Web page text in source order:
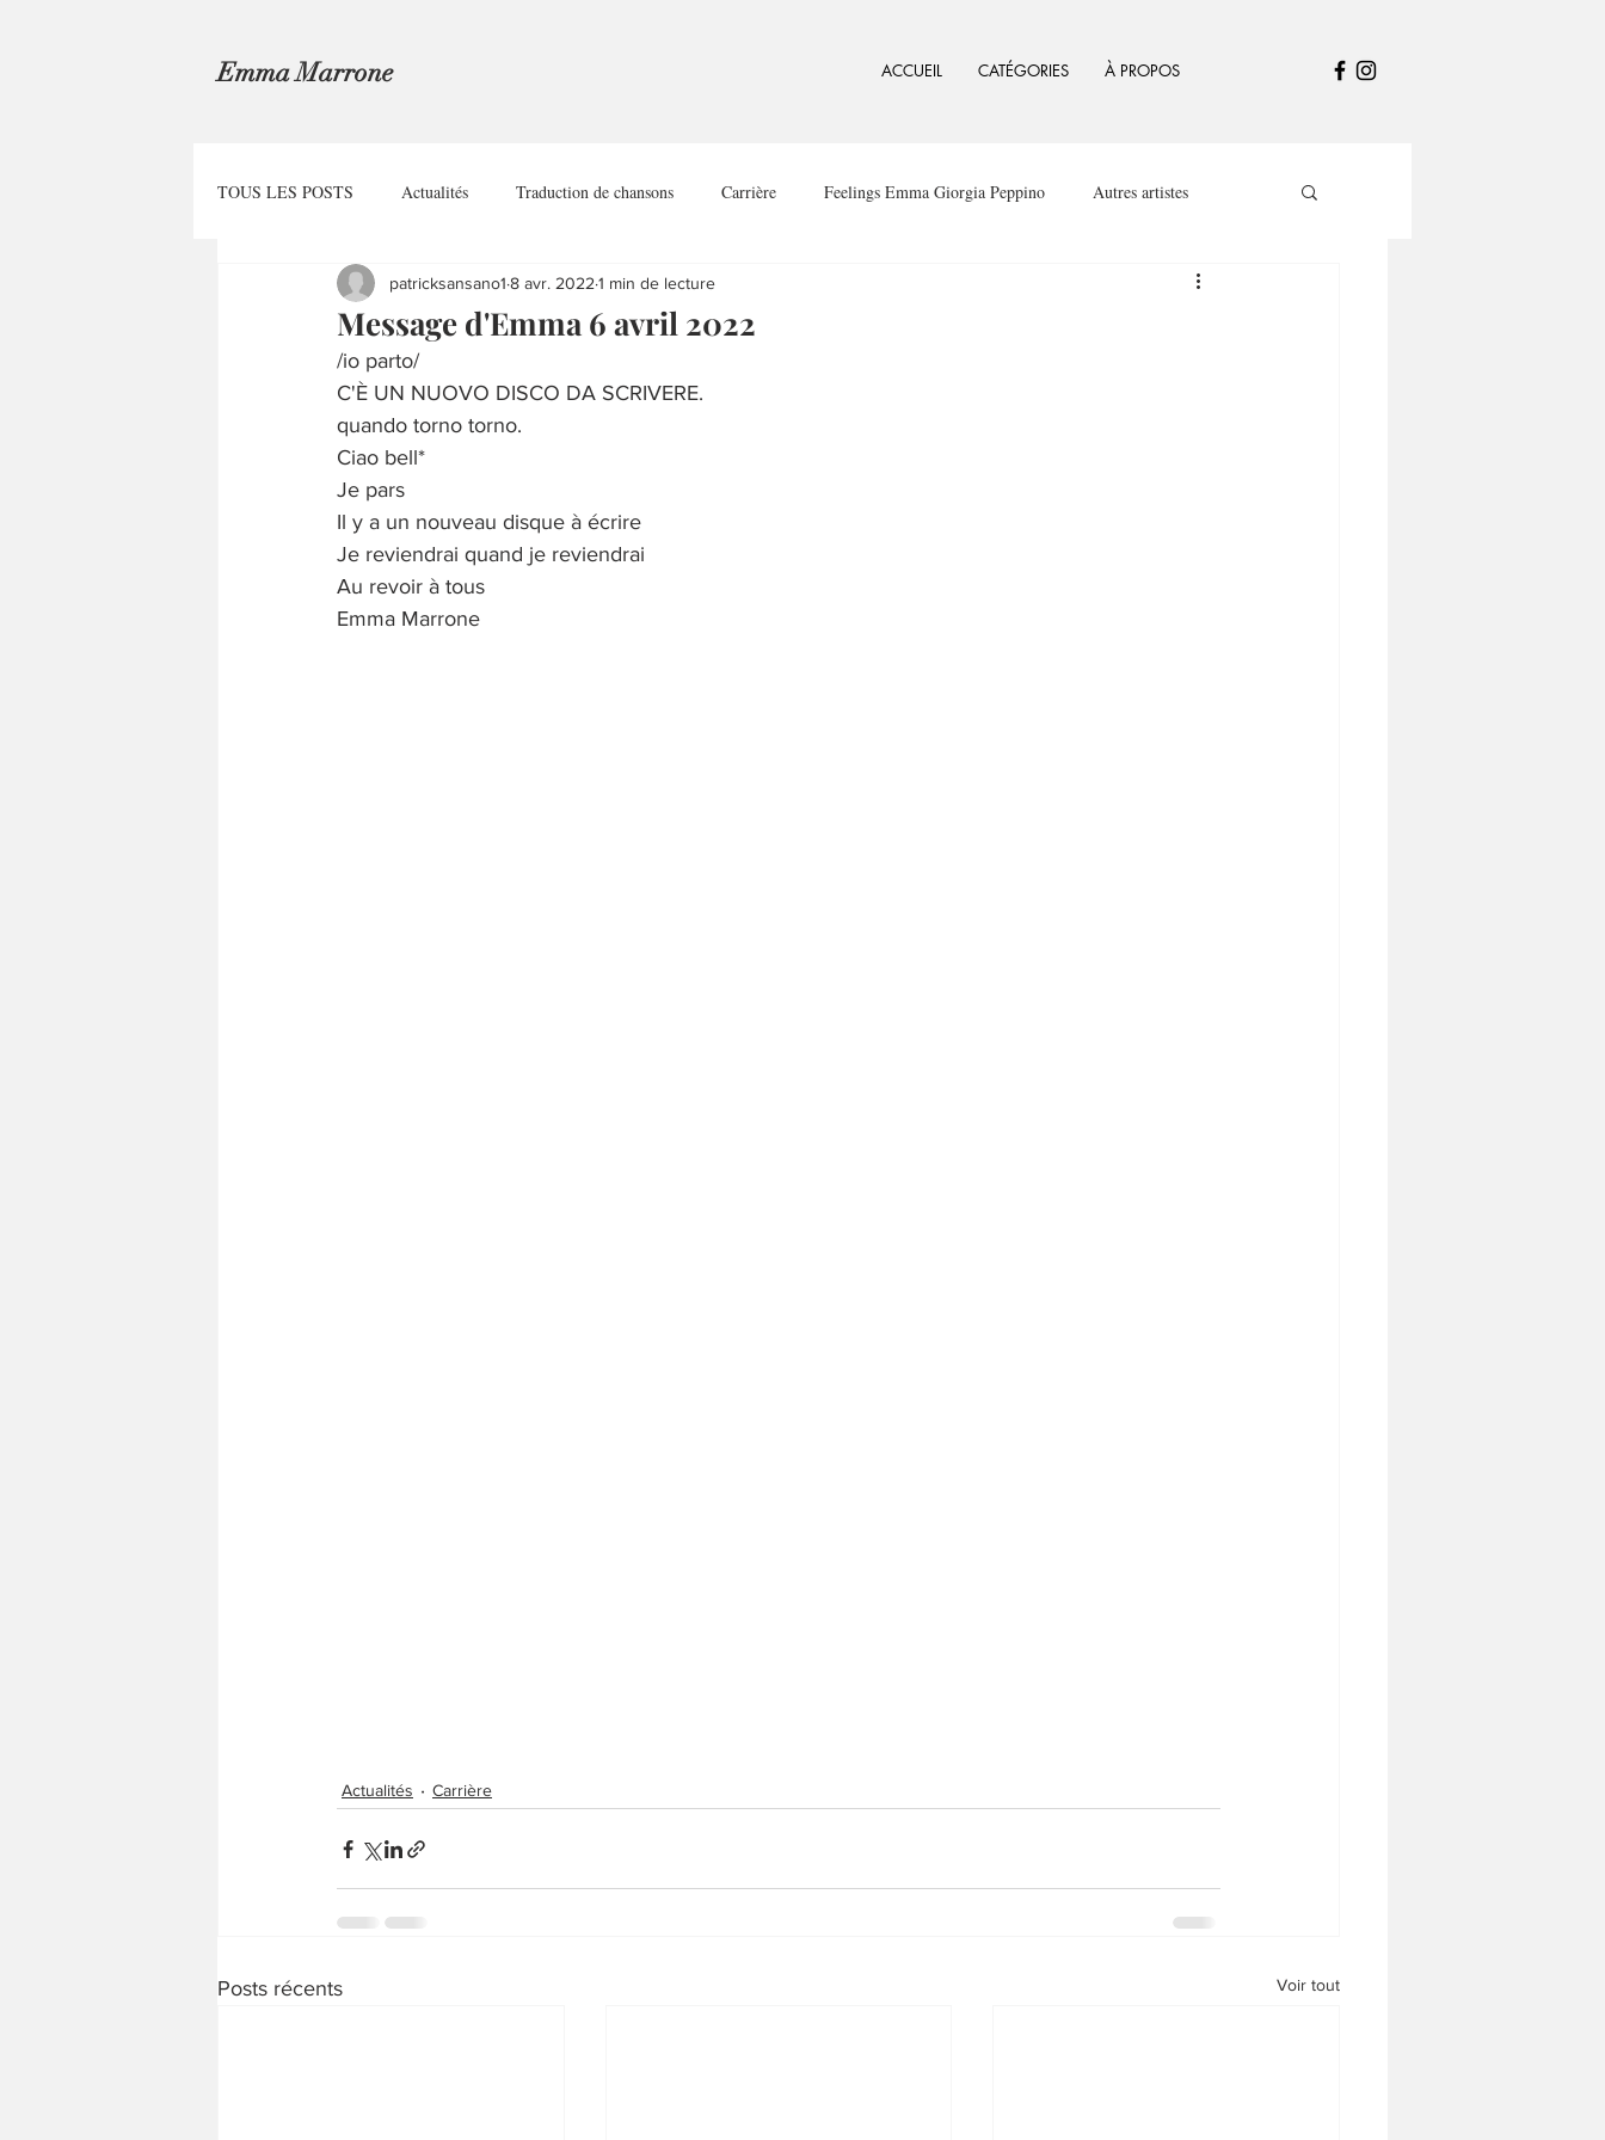
Emma Marrone ACCUEIL CATÉGORIES À PROPOS
TOUS LES POSTS Actualités Traduction de chansons Carrière Feelings Emma Giorgia Peppino Autres artistes
Message d'Emma 6 avril 2022
patricksansano1 8 avr. 2022 1 min de lecture
/io parto/
C'È UN NUOVO DISCO DA SCRIVERE.
quando torno torno.
Ciao bell*
Je pars
Il y a un nouveau disque à écrire
Je reviendrai quand je reviendrai
Au revoir à tous
Emma Marrone
Actualités Carrière
Posts récents Voir tout